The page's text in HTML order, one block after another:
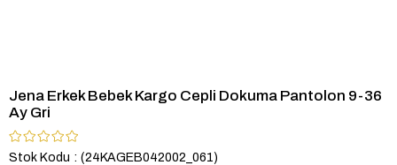
Jena Erkek Bebek Kargo Cepli Dokuma Pantolon 9-36
Ay Gri
Stok Kodu (24KAGEB042002_061)